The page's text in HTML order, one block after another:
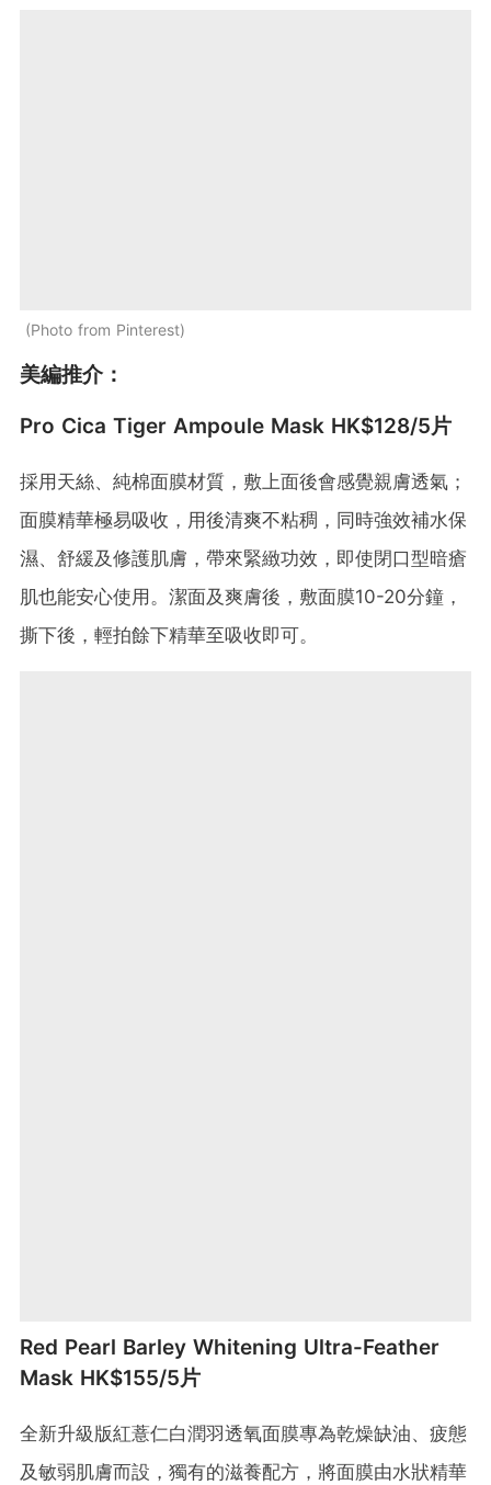
Photo from Pinterest
美編推介：
Pro Cica Tiger Ampoule Mask HK$128/5片
採用天絲、純棉面膜材質，敷上面後會感覺親膚透氣；
面膜精華極易吸收，用後清爽不粘稠，同時強效補水保
濕、舒緩及修護肌膚，帶來緊緻功效，即使閉口型暗瘡
肌也能安心使用。潔面及爽膚後，敷面膜10-20分鐘，
撕下後，輕拍餘下精華至吸收即可。
Red Pearl Barley Whitening Ultra-Feather
Mask HK$155/5片
全新升級版紅薏仁白潤羽透氧面膜專為乾燥缺油、疲態
及敏弱肌膚而設，獨有的滋養配方，將面膜由水狀精華